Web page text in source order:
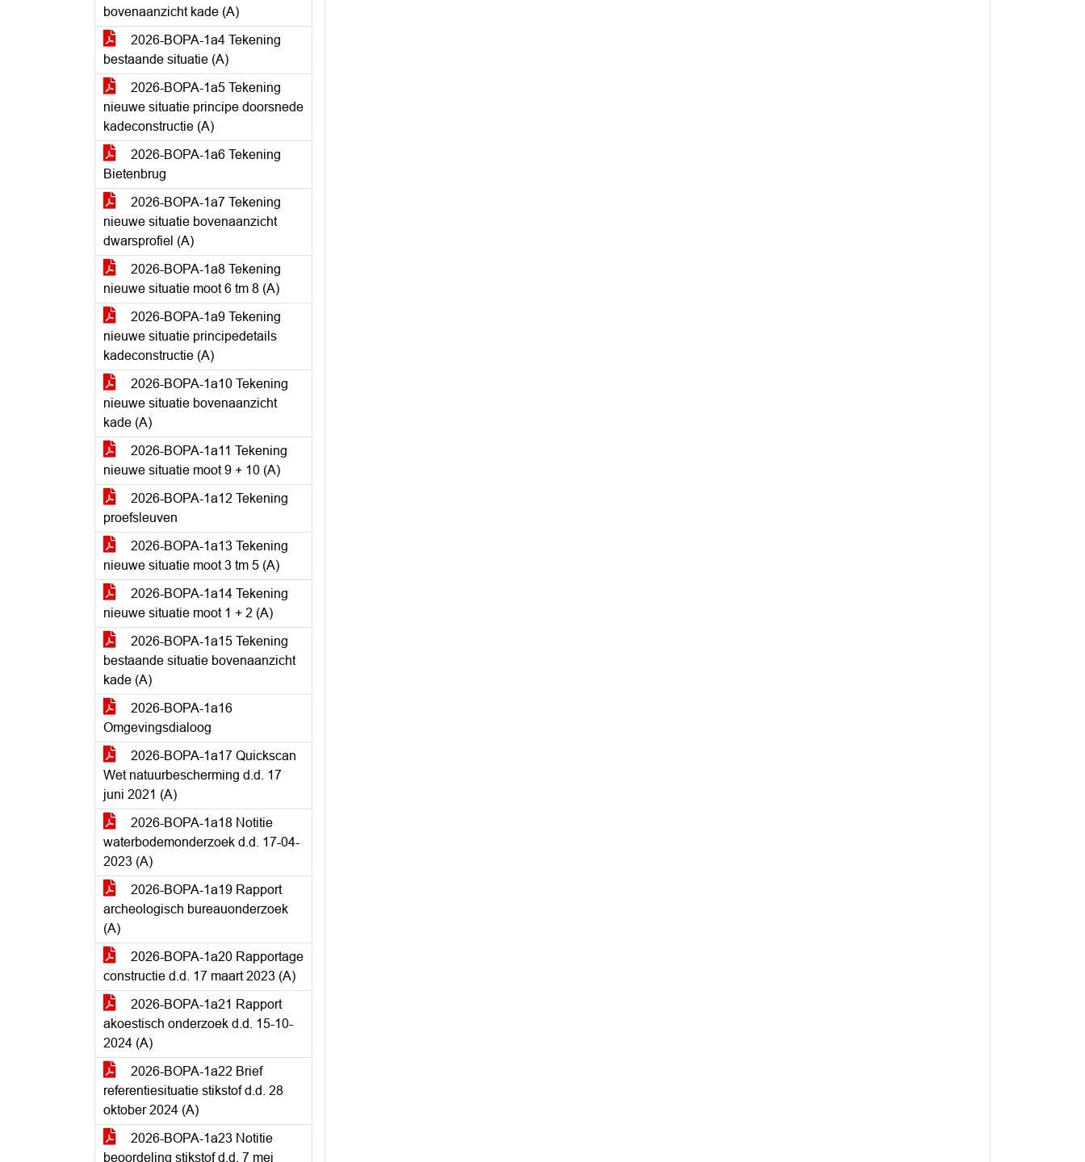
bovenaanzicht kade (A)
2026-BOPA-1a4 Tekening
bestaande situatie (A)
2026-BOPA-1a5 Tekening
nieuwe situatie principe doorsnede
kadeconstructie (A)
2026-BOPA-1a6 Tekening
Bietenbrug
2026-BOPA-1a7 Tekening
nieuwe situatie bovenaanzicht
dwarsprofiel (A)
2026-BOPA-1a8 Tekening
nieuwe situatie moot 6 tm 8 (A)
2026-BOPA-1a9 Tekening
nieuwe situatie principedetails
kadeconstructie (A)
2026-BOPA-1a10 Tekening
nieuwe situatie bovenaanzicht
kade (A)
2026-BOPA-1a11 Tekening
nieuwe situatie moot 9 + 10 (A)
2026-BOPA-1a12 Tekening
proefsleuven
2026-BOPA-1a13 Tekening
nieuwe situatie moot 3 tm 5 (A)
2026-BOPA-1a14 Tekening
nieuwe situatie moot 1 + 2 (A)
2026-BOPA-1a15 Tekening
bestaande situatie bovenaanzicht
kade (A)
2026-BOPA-1a16
Omgevingsdialoog
2026-BOPA-1a17 Quickscan
Wet natuurbescherming d.d. 17
juni 2021 (A)
2026-BOPA-1a18 Notitie
waterbodemonderzoek d.d. 17-04-
2023 (A)
2026-BOPA-1a19 Rapport
archeologisch bureauonderzoek
(A)
2026-BOPA-1a20 Rapportage
constructie d.d. 17 maart 2023 (A)
2026-BOPA-1a21 Rapport
akoestisch onderzoek d.d. 15-10-
2024 (A)
2026-BOPA-1a22 Brief
referentiesituatie stikstof d.d. 28
oktober 2024 (A)
2026-BOPA-1a23 Notitie
beoordeling stikstof d.d. 7 mei